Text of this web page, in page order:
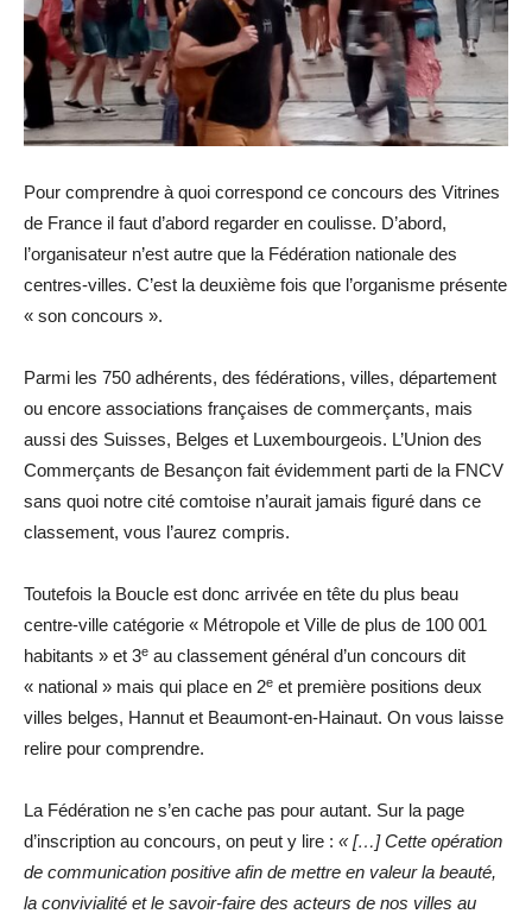
Pour comprendre à quoi correspond ce concours des Vitrines
de France il faut d’abord regarder en coulisse. D’abord,
l’organisateur n’est autre que la Fédération nationale des
centres-villes. C’est la deuxième fois que l’organisme présente
« son concours ».
Parmi les 750 adhérents, des fédérations, villes, département
ou encore associations françaises de commerçants, mais
aussi des Suisses, Belges et Luxembourgeois. L’Union des
Commerçants de Besançon fait évidemment parti de la FNCV
sans quoi notre cité comtoise n’aurait jamais figuré dans ce
classement, vous l’aurez compris.
Toutefois la Boucle est donc arrivée en tête du plus beau
centre-ville catégorie « Métropole et Ville de plus de 100 001
habitants » et 3e au classement général d’un concours dit
« national » mais qui place en 2e et première positions deux
villes belges, Hannut et Beaumont-en-Hainaut. On vous laisse
relire pour comprendre.
La Fédération ne s’en cache pas pour autant. Sur la page
d’inscription au concours, on peut y lire : « […] Cette opération
de communication positive afin de mettre en valeur la beauté,
la convivialité et le savoir-faire des acteurs de nos villes au